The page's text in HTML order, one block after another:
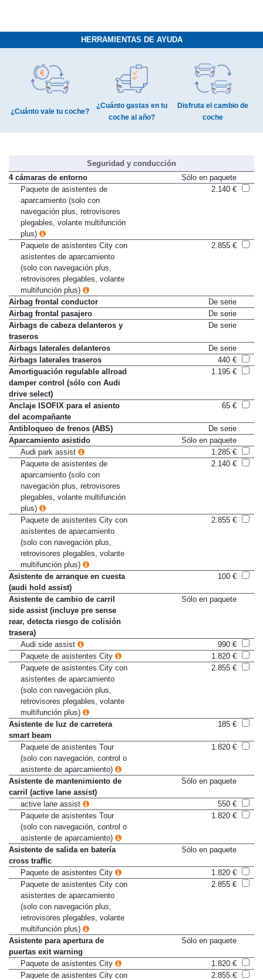
HERRAMIENTAS DE AYUDA
¿Cuánto gastas en tu
Disfruta el cambio de
Seguridad y conducción
4 cámaras de entorno
Sólo en paquete
Paquete de asistentes de
aparcamiento (solo con
navegación plus, retrovisores
plegables, volante multifunción
plus)
Paquete de asistentes City con
asistentes de aparcamiento
(solo con navegación plus,
retrovisores plegables, volante
multifunción plus)
Airbag frontal conductor
De serie
Airbag frontal pasajero
De serie
Airbags de cabeza delanteros y
traseros
Airbags laterales delanteros
De serie
Airbags laterales traseros
440 €
Amortiguación regulable allroad
damper control (sólo con Audi
drive select)
Anclaje ISOFIX para el asiento
del acompañante
Antibloqueo de frenos (ABS)
De serie
Aparcamiento asistido
Sólo en paquete
Audi park assist
1.285 €
Paquete de asistentes de
aparcamiento (solo con
navegación plus, retrovisores
plegables, volante multifunción
plus)
Paquete de asistentes City con
asistentes de aparcamiento
(solo con navegación plus,
retrovisores plegables, volante
multifunción plus)
Asistente de arranque en cuesta
(audi hold assist)
Asistente de cambio de carril
side assist (incluye pre sense
rear, detecta riesgo de colisión
trasera)
Audi side assist
990 €
Paquete de asistentes City
1.820 €
Paquete de asistentes City con
asistentes de aparcamiento
(solo con navegación plus,
retrovisores plegables, volante
multifunción plus)
Asistente de luz de carretera
smart beam
Paquete de asistentes Tour
(solo con navegación, control o
asistente de aparcamiento)
Asistente de mantenimiento de
carril (active lane assist)
active lane assist
550 €
Paquete de asistentes Tour
(solo con navegación, control o
asistente de aparcamiento)
Asistente de salida en batería
cross traffic
Paquete de asistentes City
1.820 €
Paquete de asistentes City con
asistentes de aparcamiento
(solo con navegación plus,
retrovisores plegables, volante
multifunción plus)
Asistente para apertura de
puertas exit warning
Paquete de asistentes City
1.820 €